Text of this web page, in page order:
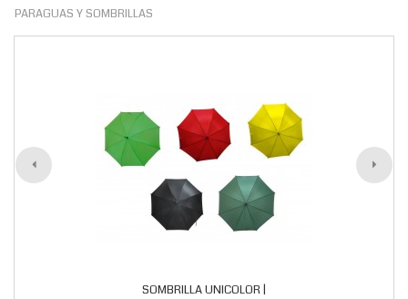
PARAGUAS Y SOMBRILLAS
SOMBRILLA UNICOLOR |